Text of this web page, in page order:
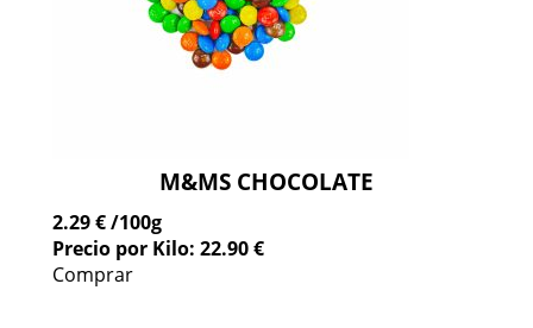
M&MS CHOCOLATE
2.29 €/100g
Precio por Kilo: 22.90 €
Comprar